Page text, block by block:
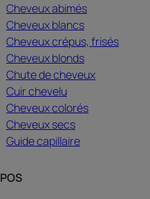
Cheveux abimés
Cheveux blancs
Cheveux crépus, frisés
Cheveux blonds
Chute de cheveux
Cuir chevelu
Cheveux colorés
Cheveux secs
Guide capillaire